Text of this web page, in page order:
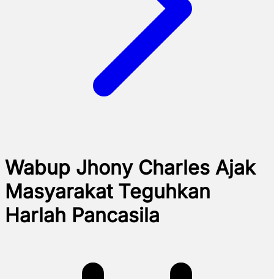
Wabup Jhony Charles Ajak
Masyarakat Teguhkan
Harlah Pancasila